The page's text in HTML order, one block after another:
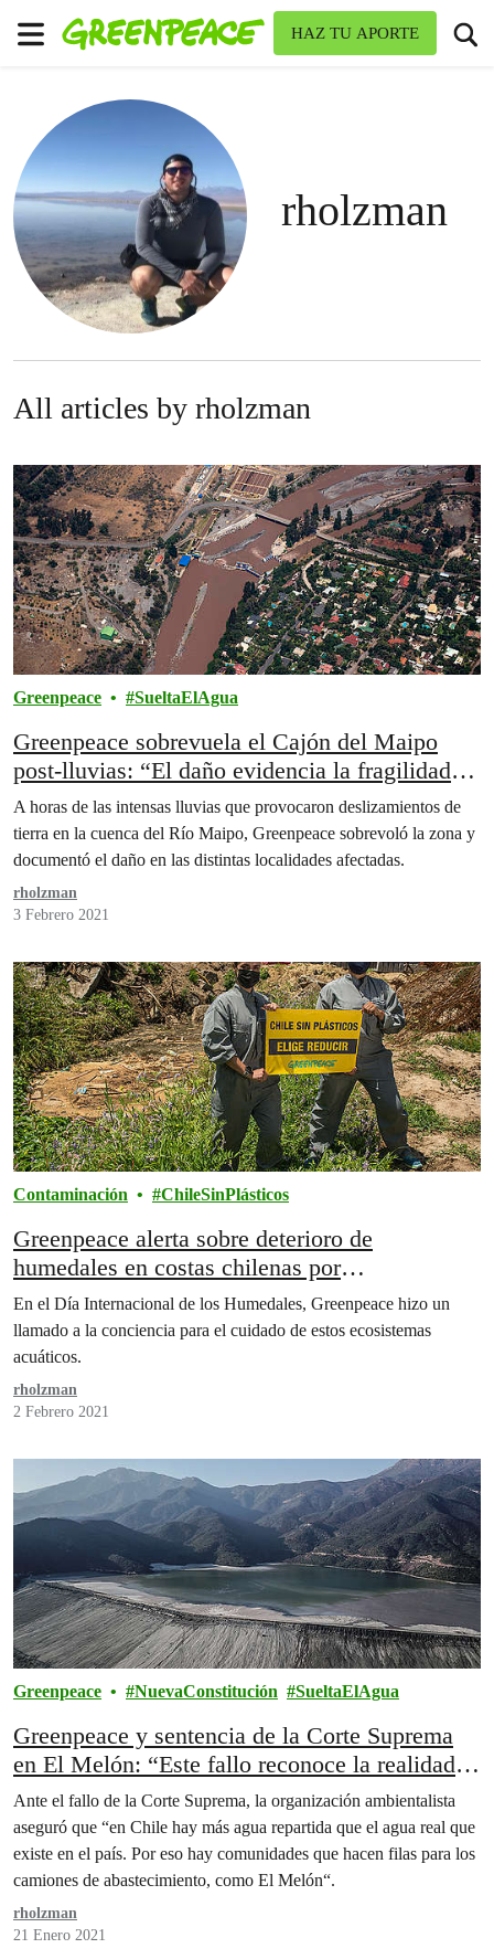
HAZ TU APORTE
rholzman
All articles by rholzman
Greenpeace SueltaElAgua
Greenpeace sobrevuela el Cajón del Maipo
post-lluvias: “El daño evidencia la fragilidad de
Santiago ante estas catástrofes”
A horas de las intensas lluvias que provocaron deslizamientos de
tierra en la cuenca del Río Maipo, Greenpeace sobrevoló la zona y
documentó el daño en las distintas localidades afectadas.
rholzman
3 Febrero 2021
Contaminación ChileSinPlásticos
Greenpeace alerta sobre deterioro de
humedales en costas chilenas por
contaminación plástica
En el Día Internacional de los Humedales, Greenpeace hizo un
llamado a la conciencia para el cuidado de estos ecosistemas
acuáticos.
rholzman
2 Febrero 2021
Greenpeace NuevaConstitución SueltaElAgua
Greenpeace y sentencia de la Corte Suprema
en El Melón: “Este fallo reconoce la realidad
del agua en Chile donde sólo 2% es para las
personas y el 98% está en manos de privados
como Anglo American”
Ante el fallo de la Corte Suprema, la organización ambientalista
aseguró que “en Chile hay más agua repartida que el agua real que
existe en el país. Por eso hay comunidades que hacen filas para los
camiones de abastecimiento, como El Melón“.
rholzman
21 Enero 2021